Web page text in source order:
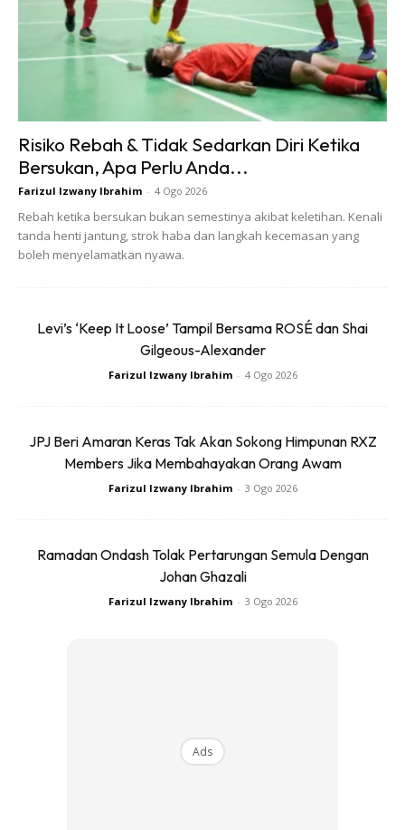
MINI turut memberi perhatian kepada aspek kelestarian
dengan penggunaan tekstil kitar semula, kemasan kulit
vegan serta papan pemuka rajutan 3D yang memberikan
suasana premium dan moden dalam kabin.
Kabin Digital Dengan Sentuhan
Unik MINI
Masuk ke ruang dalaman, perkara pertama yang mencuri
perhatian ialah paparan OLED bulat bersaiz 9.4 inci yang
menjadi pusat kawalan utama kenderaan. Ia bukan sahaja
Risiko Rebah & Tidak Sedarkan Diri Ketika
Bersukan, Apa Perlu Anda...
Farizul Izwany Ibrahim - 4 Ogo 2026
Rebah ketika bersukan bukan semestinya akibat keletihan. Kenali
tanda henti jantung, strok haba dan langkah kecemasan yang
boleh menyelamatkan nyawa.
Levi’s ‘Keep It Loose’ Tampil Bersama ROSÉ dan Shai
Gilgeous-Alexander
Farizul Izwany Ibrahim - 4 Ogo 2026
JPJ Beri Amaran Keras Tak Akan Sokong Himpunan RXZ
Members Jika Membahayakan Orang Awam
Farizul Izwany Ibrahim - 3 Ogo 2026
Ramadan Ondash Tolak Pertarungan Semula Dengan
Johan Ghazali
Farizul Izwany Ibrahim - 3 Ogo 2026
Ads